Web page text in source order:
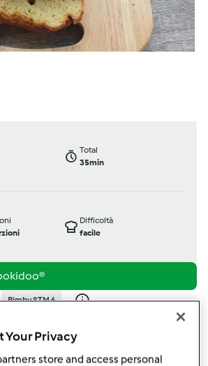
Total
35min
Difficoltà
facile
Bimby ® TM 6
published: 31-05-2024
alle mie raccolte
Your Privacy
store and access personal